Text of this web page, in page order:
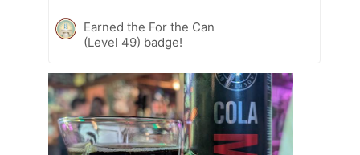
Earned the For the Can
(Level 49) badge!